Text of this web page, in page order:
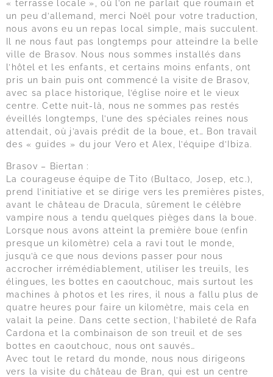
« terrasse locale », où l’on ne parlait que roumain et
un peu d’allemand, merci Noël pour votre traduction,
nous avons eu un repas local simple, mais succulent.
Il ne nous faut pas longtemps pour atteindre la belle
ville de Brasov. Nous nous sommes installés dans
l’hôtel et les enfants, et certains moins enfants, ont
pris un bain puis ont commencé la visite de Brasov,
avec sa place historique, l’église noire et le vieux
centre. Cette nuit-là, nous ne sommes pas restés
éveillés longtemps, l’une des spéciales reines nous
attendait, où j’avais prédit de la boue, et… Bon travail
des « guides » du jour Vero et Alex, l’équipe d’Ibiza.
Brasov – Biertan :
La courageuse équipe de Tito (Bultaco, Josep, etc.),
prend l’initiative et se dirige vers les premières pistes,
avant le château de Dracula, sûrement le célèbre
vampire nous a tendu quelques pièges dans la boue.
Lorsque nous avons atteint la première boue (enfin
presque un kilomètre) cela a ravi tout le monde,
jusqu’à ce que nous devions passer pour nous
accrocher irrémédiablement, utiliser les treuils, les
élingues, les bottes en caoutchouc, mais surtout les
machines à photos et les rires, il nous a fallu plus de
quatre heures pour faire un kilomètre, mais cela en
valait la peine. Dans cette section, l’habileté de Rafa
Cardona et la combinaison de son treuil et de ses
bottes en caoutchouc, nous ont sauvés…
Avec tout le retard du monde, nous nous dirigeons
vers la visite du château de Bran, qui est un centre